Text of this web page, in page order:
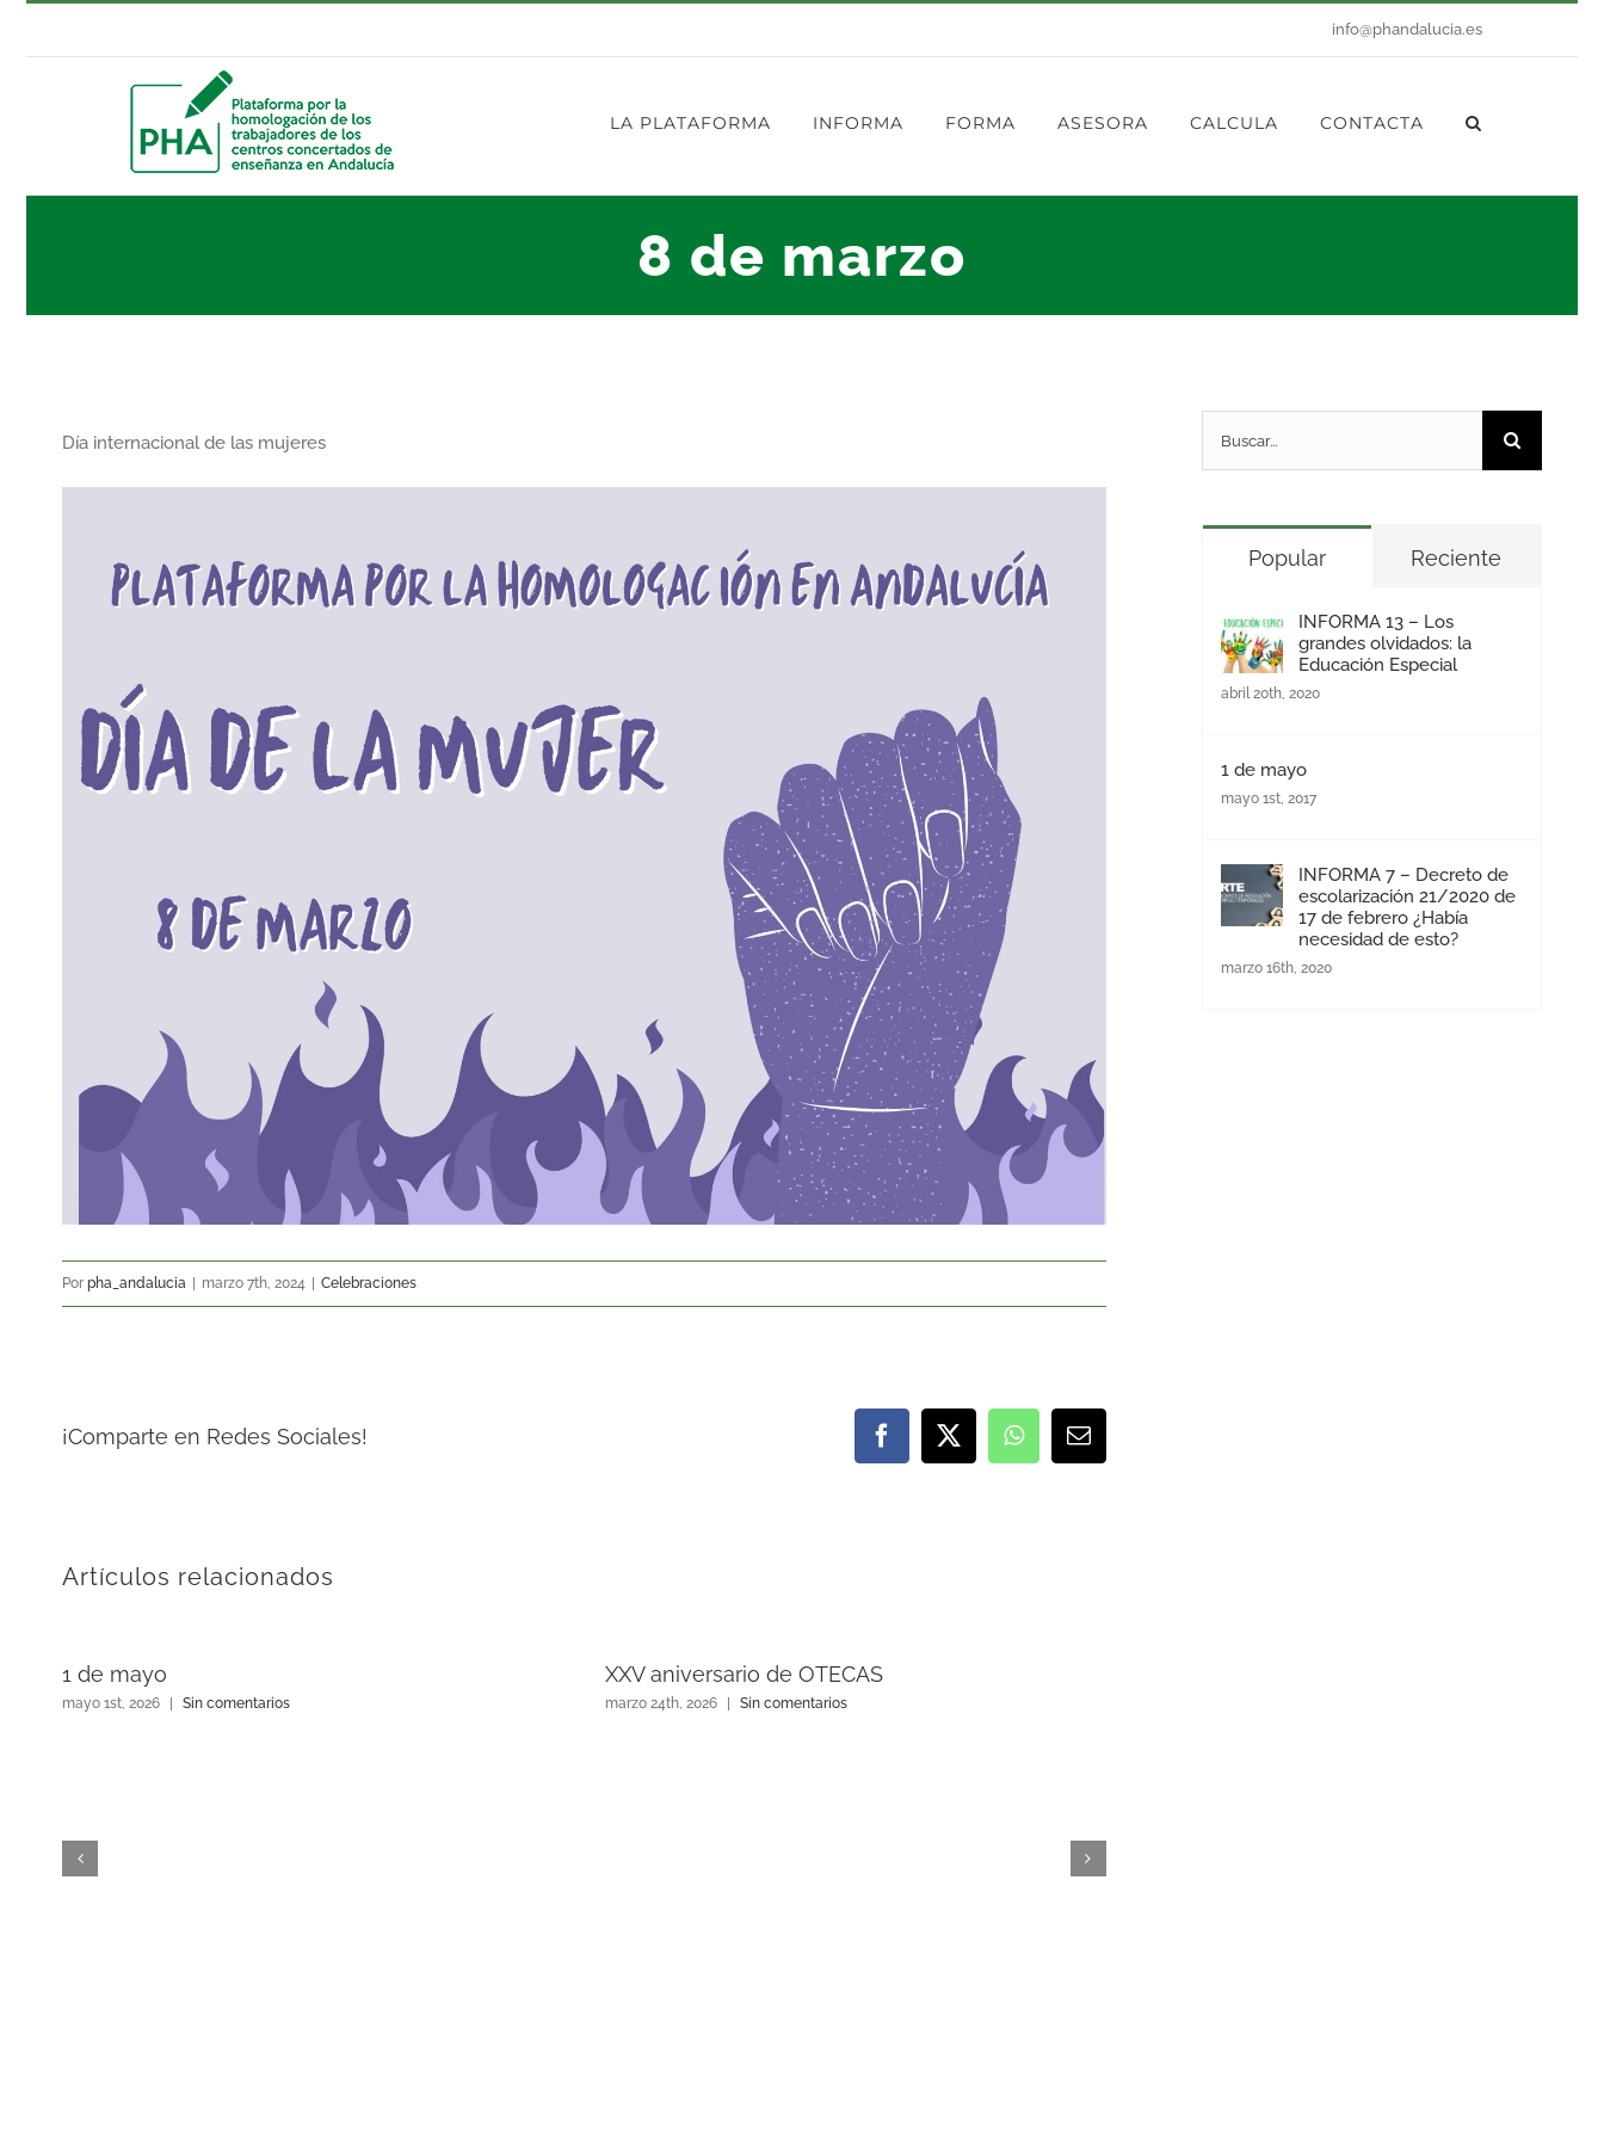
info@phandalucia.es
LA PLATAFORMA INFORMA FORMA ASESORA CALCULA CONTACTA
8 de marzo
Día internacional de las mujeres
Por pha_andalucia marzo 7th, 2024 Celebraciones
¡Comparte en Redes Sociales! Facebook
X WhatsAppCorreo
electrónico
Artículos relacionados
1 de mayo
mayo 1st, 2026 Sin comentarios
XXV aniversario de OTECAS
marzo 24th, 2026 Sin comentarios
Popular Reciente
INFORMA 13 – Los
grandes olvidados: la
Educación Especial
abril 20th, 2020
1 de mayo
mayo 1st, 2017
INFORMA 7 – Decreto de
escolarización 21/2020 de
17 de febrero ¿Había
necesidad de esto?
marzo 16th, 2020